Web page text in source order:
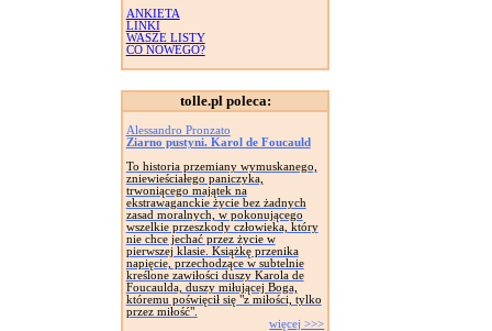
ANKIETA
LINKI
WASZE LISTY
CO NOWEGO?
tolle.pl poleca:
Alessandro Pronzato
Ziarno pustyni. Karol de Foucauld
To historia przemiany wymuskanego,
zniewieściałego paniczyka,
trwoniącego majątek na
ekstrawaganckie życie bez żadnych
zasad moralnych, w pokonującego
wszelkie przeszkody człowieka, który
nie chce jechać przez życie w
pierwszej klasie. Książkę przenika
napięcie, przechodzące w subtelnie
kreślone zawiłości duszy Karola de
Foucaulda, duszy miłującej Boga,
któremu poświęcił się "z miłości, tylko
przez miłość".
więcej >>>